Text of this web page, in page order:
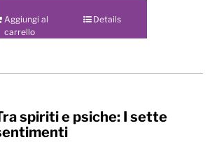
Aggiungi al
carrello
Details
spiriti e psiche: I sette